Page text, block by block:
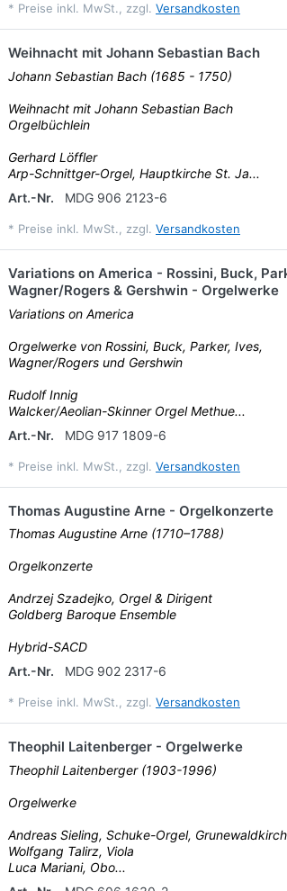
* Preise inkl. MwSt., zzgl. Versandkosten
Weihnacht mit Johann Sebastian Bach
Johann Sebastian Bach (1685 - 1750)
Weihnacht mit Johann Sebastian Bach
Orgelbüchlein
Gerhard Löffler
Arp-Schnittger-Orgel, Hauptkirche St. Ja...
Art.-Nr.
MDG 906 2123-6
* Preise inkl. MwSt., zzgl. Versandkosten
Variations on America - Rossini, Buck,
Wagner/Rogers & Gershwin - Orgelwerke
Variations on America
Orgelwerke von Rossini, Buck, Parker, Ives,
Wagner/Rogers und Gershwin
Rudolf Innig
Walcker/Aeolian-Skinner Orgel Methue...
Art.-Nr.
MDG 917 1809-6
* Preise inkl. MwSt., zzgl. Versandkosten
Thomas Augustine Arne - Orgelkonzerte
Thomas Augustine Arne (1710–1788)
Orgelkonzerte
Andrzej Szadejko, Orgel & Dirigent
Goldberg Baroque Ensemble
Hybrid-SACD
Art.-Nr.
MDG 902 2317-6
* Preise inkl. MwSt., zzgl. Versandkosten
Theophil Laitenberger - Orgelwerke
Theophil Laitenberger (1903-1996)
Orgelwerke
Andreas Sieling, Schuke-Orgel,
Wolfgang Talirz, Viola
Luca Mariani, Obo...